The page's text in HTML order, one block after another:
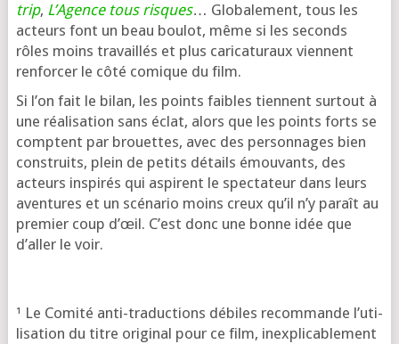
trip, L’Agence tous risques… Globalement, tous les
acteurs font un beau bou­lot, même si les seconds
rôles moins tra­vaillés et plus cari­ca­tu­raux viennent
ren­for­cer le côté comique du film.
Si l’on fait le bilan, les points faibles tiennent sur­tout à
une réa­li­sa­tion sans éclat, alors que les points forts se
comptent par brouettes, avec des per­son­nages bien
construits, plein de petits détails émou­vants, des
acteurs ins­pi­rés qui aspirent le spec­ta­teur dans leurs
aven­tures et un scé­na­rio moins creux qu’il n’y paraît au
pre­mier coup d’œil. C’est donc une bonne idée que
d’al­ler le voir.
¹ Le Comité anti-tra­duc­tions débiles recom­mande l’u­ti­
li­sa­tion du titre ori­gi­nal pour ce film, inex­pli­ca­ble­ment